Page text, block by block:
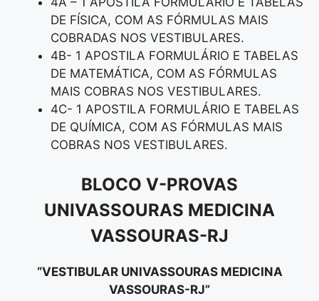
DE FÍSICA, COM AS FÓRMULAS MAIS
COBRADAS NOS VESTIBULARES.
4B- 1 APOSTILA FORMULÁRIO E TABELAS
DE MATEMÁTICA, COM AS FÓRMULAS
MAIS COBRAS NOS VESTIBULARES.
4C- 1 APOSTILA FORMULÁRIO E TABELAS
DE QUÍMICA, COM AS FÓRMULAS MAIS
COBRAS NOS VESTIBULARES.
BLOCO V-PROVAS
UNIVASSOURAS MEDICINA
VASSOURAS-RJ
“VESTIBULAR UNIVASSOURAS MEDICINA
VASSOURAS-RJ”